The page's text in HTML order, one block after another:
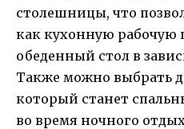
столешницы, что
как кухонную рабочую
обеденный стол в
Также можно выбрать
который станет
во время ночного